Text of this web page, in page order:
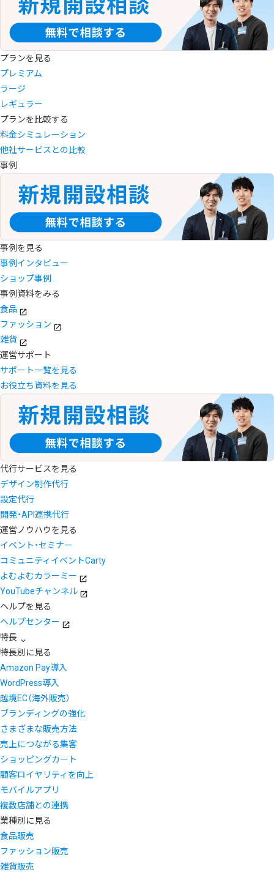
プランを見る
プレミアム
ラージ
レギュラー
プランを比較する
料金シミュレーション
他社サービスとの比較
事例
事例を見る
事例インタビュー
ショップ事例
事例資料をみる
食品
ファッション
雑貨
運営サポート
サポート一覧を見る
お役立ち資料を見る
代行サービスを見る
デザイン制作代行
設定代行
開発・API連携代行
運営ノウハウを見る
イベント・セミナー
コミュニティイベントCarty
よむよむカラーミー
YouTubeチャンネル
ヘルプを見る
ヘルプセンター
特長
特長別に見る
Amazon Pay導入
WordPress導入
越境EC（海外販売）
ブランディングの強化
さまざまな販売方法
売上につながる集客
ショッピングカート
顧客ロイヤリティを向上
モバイルアプリ
複数店舗との連携
業種別に見る
食品販売
ファッション販売
雑貨販売